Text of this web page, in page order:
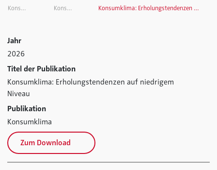
Konsumklima Konsumklima Konsumklima: Erholungstendenzen auf niedrigem Niveau
Jahr
2026
Titel der Publikation
Konsumklima: Erholungstendenzen auf niedrigem
Niveau
Publikation
Konsumklima
Zum Download